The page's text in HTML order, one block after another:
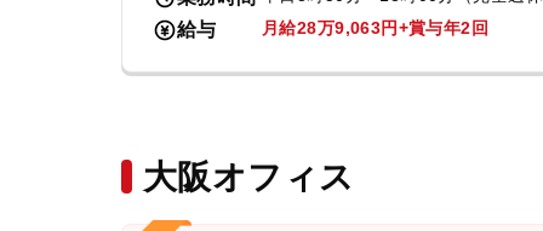
給与 月給28万9,063円+賞与年2回
大阪オフィス